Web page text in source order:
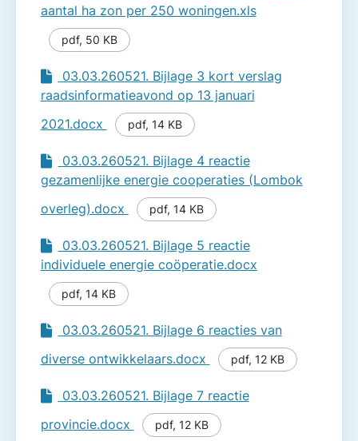
aantal ha zon per 250 woningen.xls
pdf, 50 KB
03.03.260521. Bijlage 3 kort verslag
raadsinformatieavond op 13 januari
2021.docx
pdf, 14 KB
03.03.260521. Bijlage 4 reactie
gezamenlijke energie cooperaties (Lombok
overleg).docx
pdf, 14 KB
03.03.260521. Bijlage 5 reactie
individuele energie coöperatie.docx
pdf, 14 KB
03.03.260521. Bijlage 6 reacties van
diverse ontwikkelaars.docx
pdf, 12 KB
03.03.260521. Bijlage 7 reactie
provincie.docx
pdf, 12 KB